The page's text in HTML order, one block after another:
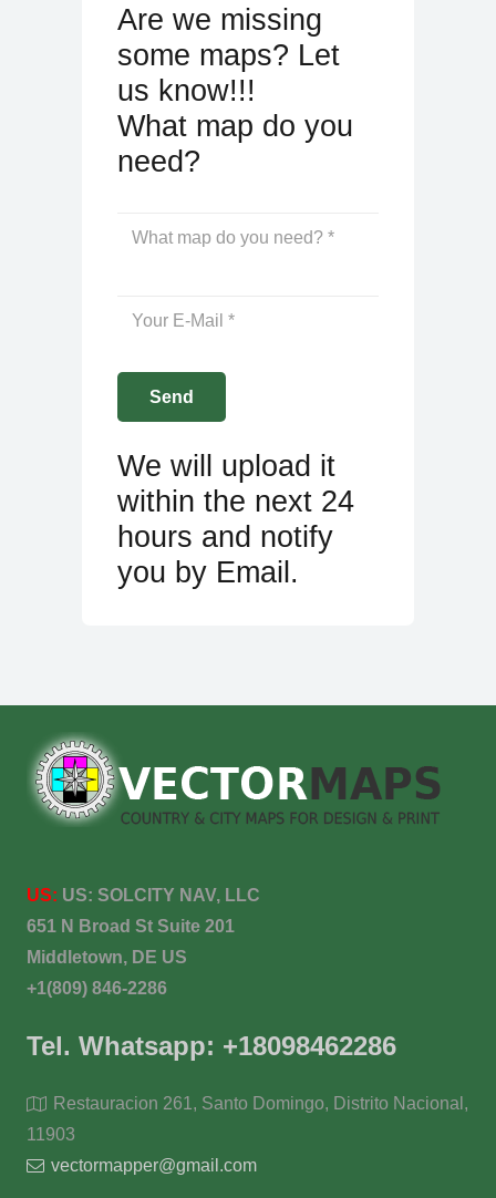
Are we missing
some maps? Let
us know!!!
What map do you
need?
We will upload it
within the next 24
hours and notify
you by Email.
US: US: SOLCITY NAV, LLC
651 N Broad St Suite 201
Middletown, DE US
+1(809) 846-2286
Tel. Whatsapp: +18098462286
Restauracion 261, Santo Domingo, Distrito Nacional,
11903
vectormapper@gmail.com